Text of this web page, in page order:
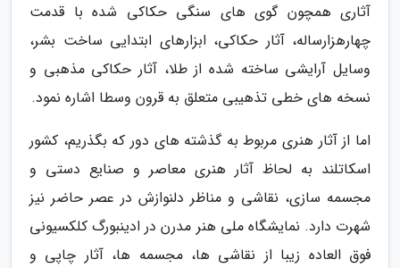
آثاری همچون گوی های سنگی حکاکی شده با قدمت
چهارهزارساله، آثار حکاکی، ابزارهای ابتدایی ساخت بشر،
وسایل آرایشی ساخته شده از طلا، آثار حکاکی مذهبی و
نسخه های خطی تذهیبی متعلق به قرون وسطا اشاره نمود.
اما از آثار هنری مربوط به گذشته های دور که بگذریم، کشور
اسکاتلند به لحاظ آثار هنری معاصر و صنایع دستی و
مجسمه سازی، نقاشی و مناظر دلنوازش در عصر حاضر نیز
شهرت دارد. نمایشگاه ملی هنر مدرن در ادینبورگ کلکسیونی
فوق العاده زیبا از نقاشی ها، مجسمه ها، آثار چاپی و